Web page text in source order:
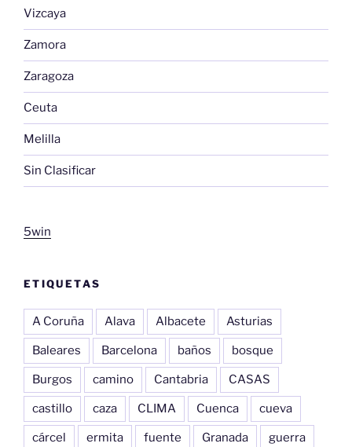
Vizcaya
Zamora
Zaragoza
Ceuta
Melilla
Sin Clasificar
5win
ETIQUETAS
A Coruña Alava Albacete Asturias
Baleares Barcelona baños bosque
Burgos camino Cantabria CASAS
castillo caza CLIMA Cuenca cueva
cárcel ermita fuente Granada guerra